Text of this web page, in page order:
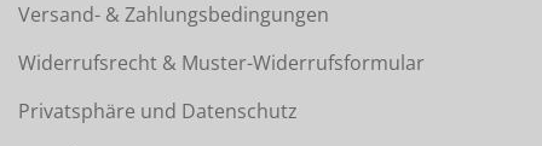
Versand- & Zahlungsbedingungen
Widerrufsrecht & Muster-Widerrufsformular
Privatsphäre und Datenschutz